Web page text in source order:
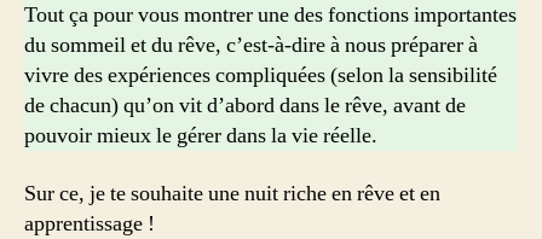
Tout ça pour vous montrer une des fonctions importantes
du sommeil et du rêve, c’est-à-dire à nous préparer à
vivre des expériences compliquées (selon la sensibilité
de chacun) qu’on vit d’abord dans le rêve, avant de
pouvoir mieux le gérer dans la vie réelle.
Sur ce, je te souhaite une nuit riche en rêve et en
apprentissage !